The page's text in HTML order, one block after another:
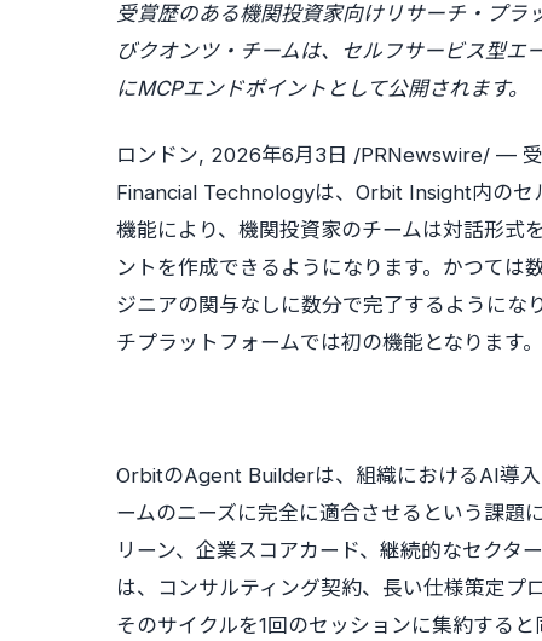
受賞歴のある機関投資家向けリサーチ・プラ
びクオンツ・チームは、セルフサービス型
にMCPエンドポイントとして公開されます。
ロンドン, 2026年6月3日 /PRNewswire/ — 受
Financial Technologyは、Orbit Insight内の
機能により、機関投資家のチームは対話形式
ントを作成できるようになります。かつては
ジニアの関与なしに数分で完了するようにな
チプラットフォームでは初の機能となります。
OrbitのAgent Builderは、組織におけるAI導
ームのニーズに完全に適合させるという課題
リーン、企業スコアカード、継続的なセクタ
は、コンサルティング契約、長い仕様策定プ
そのサイクルを1回のセッションに集約する